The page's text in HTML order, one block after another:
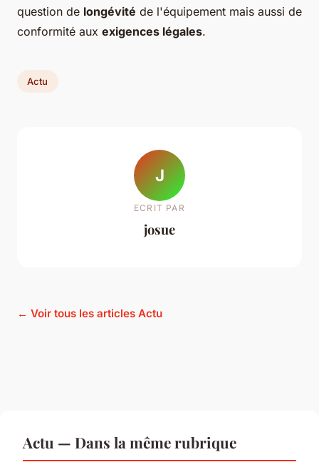
question de longévité de l'équipement mais aussi de
conformité aux exigences légales.
Actu
J
ECRIT PAR
josue
← Voir tous les articles Actu
Actu — Dans la même rubrique